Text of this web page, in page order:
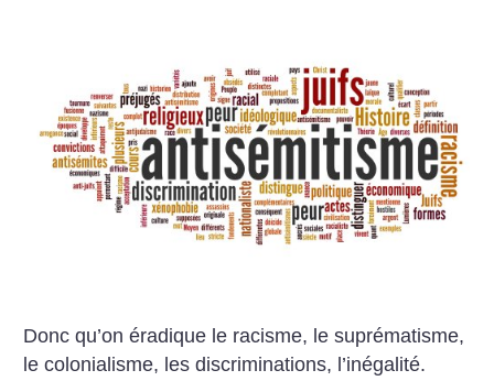
Donc qu’on éradique le racisme, le suprématisme,
le colonialisme, les discriminations, l’inégalité.